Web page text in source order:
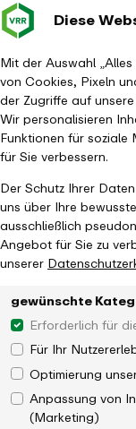
Diese
Mit der Auswahl
von Cookies, Pixeln
der Zugriffe auf
Wir personalisieren
Funktionen für soziale
für Sie verbessern.
Der Schutz Ihrer
uns über Ihre
ausschließlich
Angebot für Sie zu
unserer
gewünschte
Erforderlich für
Für Ihr
Optimierung
Anpassung von
(Marketing)
Startseite Aktuelles
44 Spielorte, 22
ExtraSchicht lebt!